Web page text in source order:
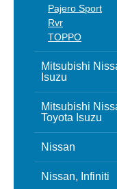
Pajero Sport
Rvr
TOPPO
Mitsubishi
Isuzu
Mitsubishi
Toyota Isuzu
Nissan
Nissan, Infiniti